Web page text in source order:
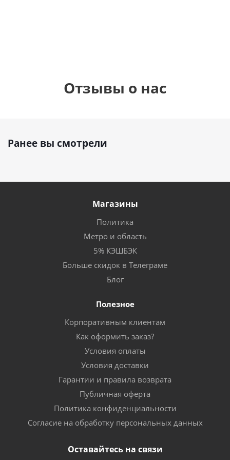
Отзывы о нас
Ранее вы смотрели
Магазины
Политика
Метро и область
5% КЭШБЭК
Больше скидок в Телеграме
Блог
Полезное
Корпоративным клиентам
Как оформить заказ?
Условия оплаты
Условия доставки
Гарантии и правила возврата
Публичная оферта
Политика конфиденциальности
Согласие на обработку персональных данных
Оставайтесь на связи